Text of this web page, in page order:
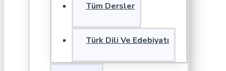
Tüm Dersler
Türk Dili Ve Edebiyatı